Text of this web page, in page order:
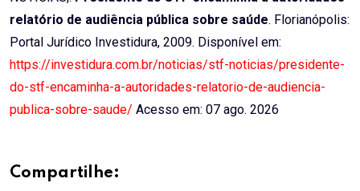
relatório de audiência pública sobre saúde. Florianópolis:
Portal Jurídico Investidura, 2009. Disponível em:
https://investidura.com.br/noticias/stf-noticias/presidente-
do-stf-encaminha-a-autoridades-relatorio-de-audiencia-
publica-sobre-saude/ Acesso em: 07 ago. 2026
Compartilhe: